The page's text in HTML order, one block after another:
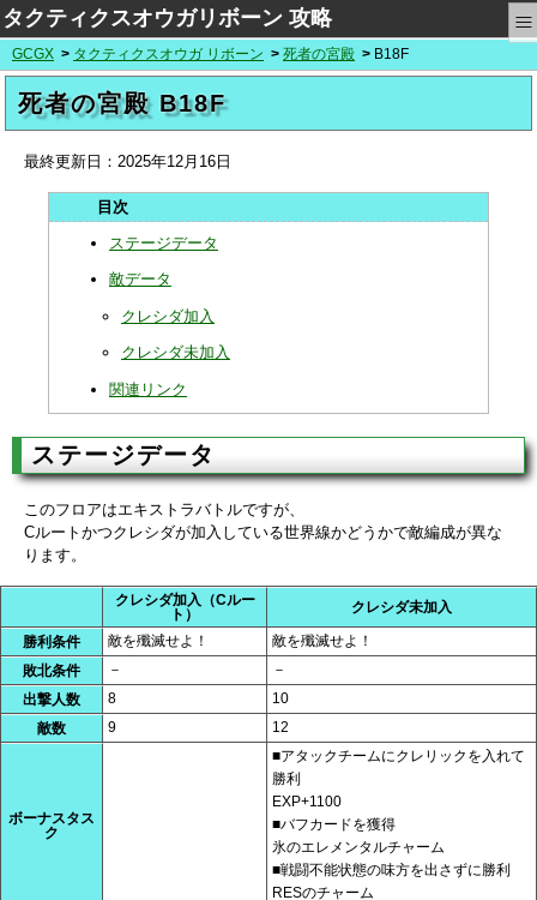
タクティクスオウガリボーン 攻略 ≡
GCGX タクティクスオウガ リボーン 死者の宮殿 B18F
死者の宮殿 B18F
最終更新日： 2025年12月16日
ステージデータ
敵データ
クレシダ加入
クレシダ未加入
関連リンク
ステージデータ
このフロアはエキストラバトルですが、
Cルートかつクレシダが加入している世界線かどうかで敵編成が異な
ります。
クレシダ加入（Cルー
ト）
クレシダ未加入
勝利条件 敵を殲滅せよ！
敵を殲滅せよ！
敗北条件
－
－
出撃人数
8
10
敵数
9 12
ボーナスタス
ク
■アタックチームにクレリックを入れて
勝利
EXP+1100
■バフカードを獲得
氷のエレメンタルチャーム
■戦闘不能状態の味方を出さずに勝利
RESのチャーム